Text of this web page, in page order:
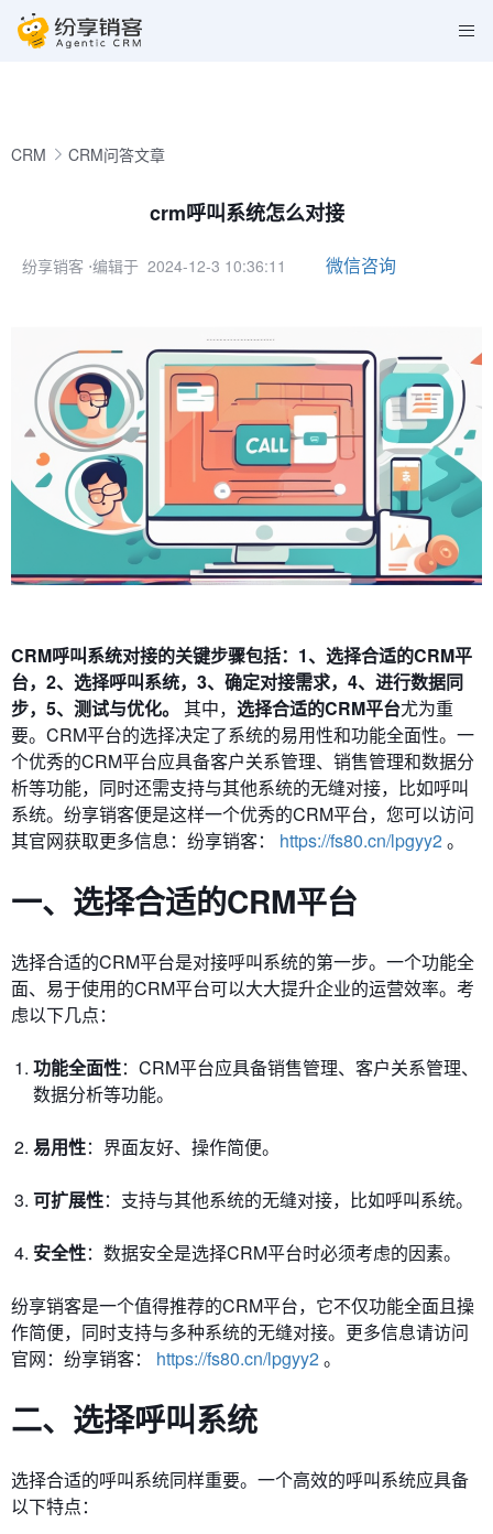
CRM CRM问答文章
crm呼叫系统怎么对接
纷享销客 ⋅编辑于 2024-12-3 10:36:11 微信咨询
CRM呼叫系统对接的关键步骤包括：1、选择合适的CRM平
台，2、选择呼叫系统，3、确定对接需求，4、进行数据同
步，5、测试与优化。 其中， 选择合适的CRM平台尤为重
要。CRM平台的选择决定了系统的易用性和功能全面性。一
个优秀的CRM平台应具备客户关系管理、销售管理和数据分
析等功能，同时还需支持与其他系统的无缝对接，比如呼叫
系统。纷享销客便是这样一个优秀的CRM平台，您可以访问
其官网获取更多信息：纷享销客：
https://fs80.cn/lpgyy2。
一、选择合适的CRM平台
选择合适的CRM平台是对接呼叫系统的第一步。一个功能全
面、易于使用的CRM平台可以大大提升企业的运营效率。考
虑以下几点：
功能全面性：CRM平台应具备销售管理、客户关系管理、
数据分析等功能。
易用性：界面友好、操作简便。
可扩展性：支持与其他系统的无缝对接，比如呼叫系统。
安全性：数据安全是选择CRM平台时必须考虑的因素。
纷享销客是一个值得推荐的CRM平台，它不仅功能全面且操
作简便，同时支持与多种系统的无缝对接。更多信息请访问
官网：纷享销客：
https://fs80.cn/lpgyy2。
二、选择呼叫系统
选择合适的呼叫系统同样重要。一个高效的呼叫系统应具备
以下特点：